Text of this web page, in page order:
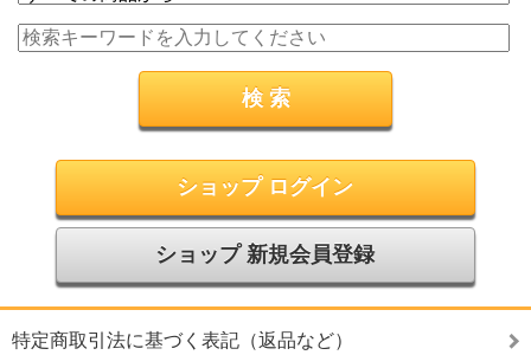
ショップ ログイン
ショップ 新規会員登録
特定商取引法に基づく表記（返品など）